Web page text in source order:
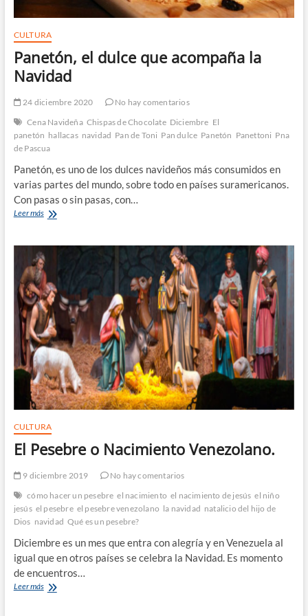
CULTURA
Panetón, el dulce que acompaña la
Navidad
24 diciembre 2020
No hay comentarios
Cena Navideña Chispas de Chocolate Diciembre El
panetón hallacas navidad Pan de Toni Pan dulce Panetón Panettoni Pna
de Pascua
Panetón, es uno de los dulces navideños más consumidos en
varias partes del mundo, sobre todo en países suramericanos.
Con pasas o sin pasas, con…
Leer másPanetón,
acompaña
la
Navidad
CULTURA
El Pesebre o Nacimiento Venezolano.
9 diciembre 2019
No hay comentarios
cómo hacer un pesebre el nacimiento el nacimiento de jesús el niño
jesús el pesebre el pesebre venezolano la navidad natalicio del hijo de
Dios navidad Qué es un pesebre?
Diciembre es un mes que entra con alegría y en Venezuela al
igual que en otros países se celebra la Navidad. Es momento
de encuentros…
Leer másEl